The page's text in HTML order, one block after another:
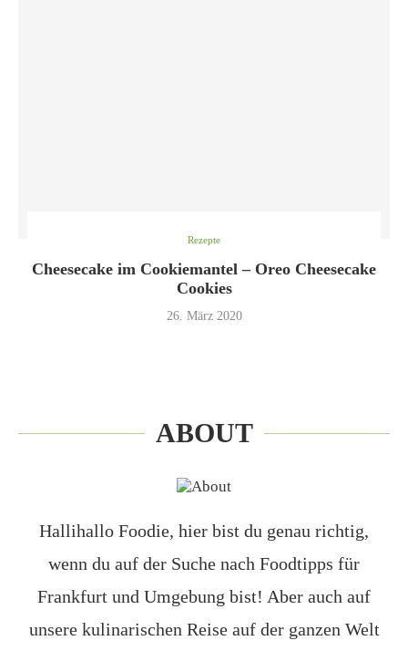
Rezepte
Cheesecake im Cookiemantel – Oreo Cheesecake
Cookies
26. März 2020
ABOUT
Hallihallo Foodie, hier bist du genau richtig,
wenn du auf der Suche nach Foodtipps für
Frankfurt und Umgebung bist! Aber auch auf
unsere kulinarischen Reise auf der ganzen Welt